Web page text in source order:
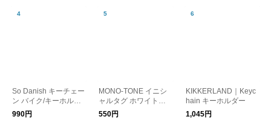
So Danish キーチェー
ン バイク/キーホルダ
ー 自転車 デンマーク
990円
MONO-TONE イニシ
ャルタグ ホワイト
【メール便可】
550円
KIKKERLAND｜Keyc
hain キーホルダー
1,045円